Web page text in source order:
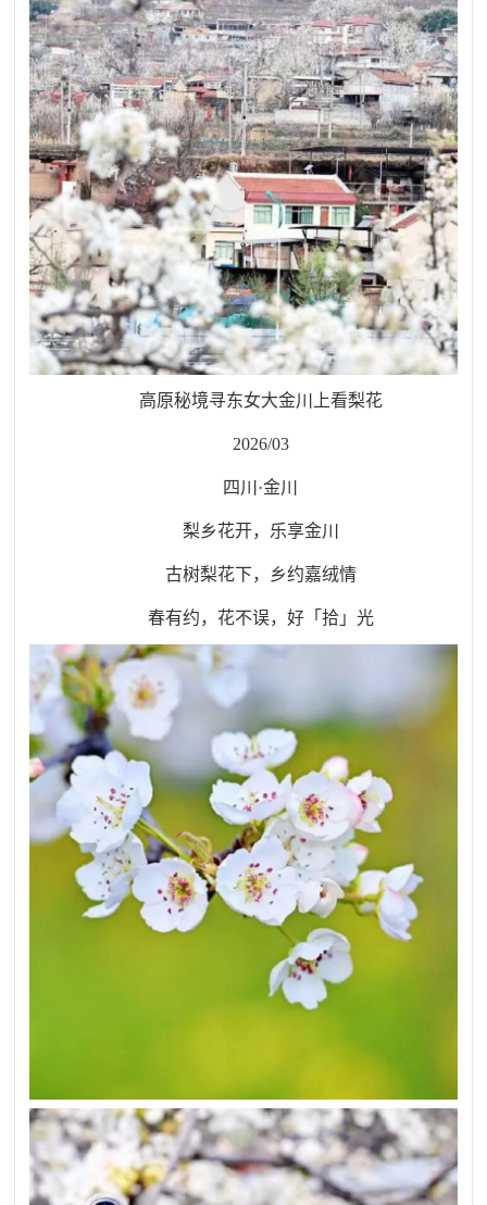
高原秘境寻东女大金川上看梨花
2026/03
四川·金川
梨乡花开，乐享金川
古树梨花下，乡约嘉绒情
春有约，花不误，好「拾」光